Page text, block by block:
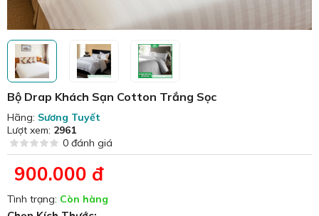
Bộ Drap Khách Sạn Cotton Trắng Sọc
Hãng: Sương Tuyết
Lượt xem: 2961
0 đánh giá
900.000 đ
Tình trạng: Còn hàng